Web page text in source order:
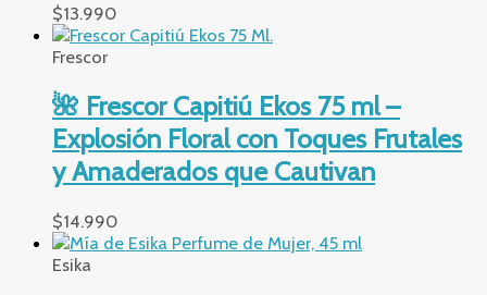
$13.990
Frescor
🌺 Frescor Capitiú Ekos 75 ml –
Explosión Floral con Toques Frutales
y Amaderados que Cautivan
$14.990
Esika